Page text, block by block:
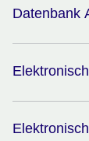
Datenbank